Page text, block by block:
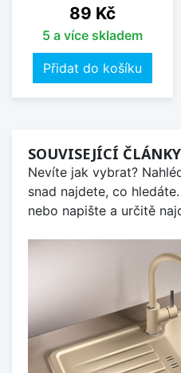
Cena
89 Kč
5 a více skladem
Přidat do košíku
SOUVISEJÍCÍ
Nevíte jak vybrat?
snad najdete, co
nebo napište a určitě